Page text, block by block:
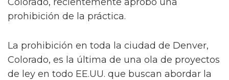
prohibición de la práctica.
La prohibición en toda la ciudad de Denver,
Colorado, es la última de una ola de proyectos
de ley en todo EE.UU. que buscan abordar la